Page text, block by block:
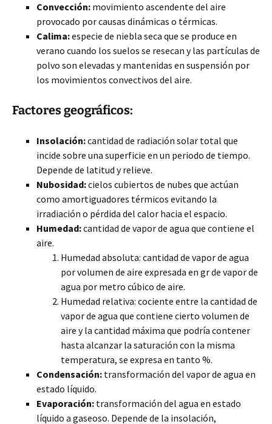
Convección: movimiento ascendente del aire
provocado por causas dinámicas o térmicas.
Calima:especie de niebla seca que se produce en
verano cuando los suelos se resecan y las partículas de
polvo son elevadas y mantenidas en suspensión por
los movimientos convectivos del aire.
Factores geográficos:
Insolación:cantidad de radiación solar total que
incide sobre una superficie en un periodo de tiempo.
Depende de latitud y relieve.
Nubosidad:cielos cubiertos de nubes que actúan
como amortiguadores térmicos evitando la
irradiación o pérdida del calor hacia el espacio.
Humedad:cantidad de vapor de agua que contiene el
aire.
Humedad absoluta: cantidad de vapor de agua
por volumen de aire expresada en gr de vapor de
agua por metro cúbico de aire.
Humedad relativa: cociente entre la cantidad de
vapor de agua que contiene cierto volumen de
aire y la cantidad máxima que podría contener
hasta alcanzar la saturación con la misma
temperatura, se expresa en tanto %.
Condensación: transformación del vapor de agua en
estado líquido.
Evaporación: transformación del agua en estado
líquido a gaseoso. Depende de la insolación,